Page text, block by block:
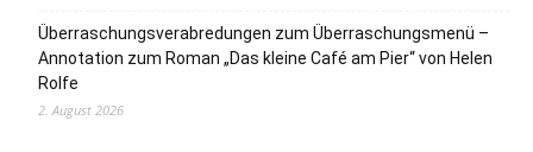
Überraschungsverabredungen zum Überraschungsmenü –
Annotation zum Roman „Das kleine Café am Pier“ von Helen
Rolfe
2. August 2026